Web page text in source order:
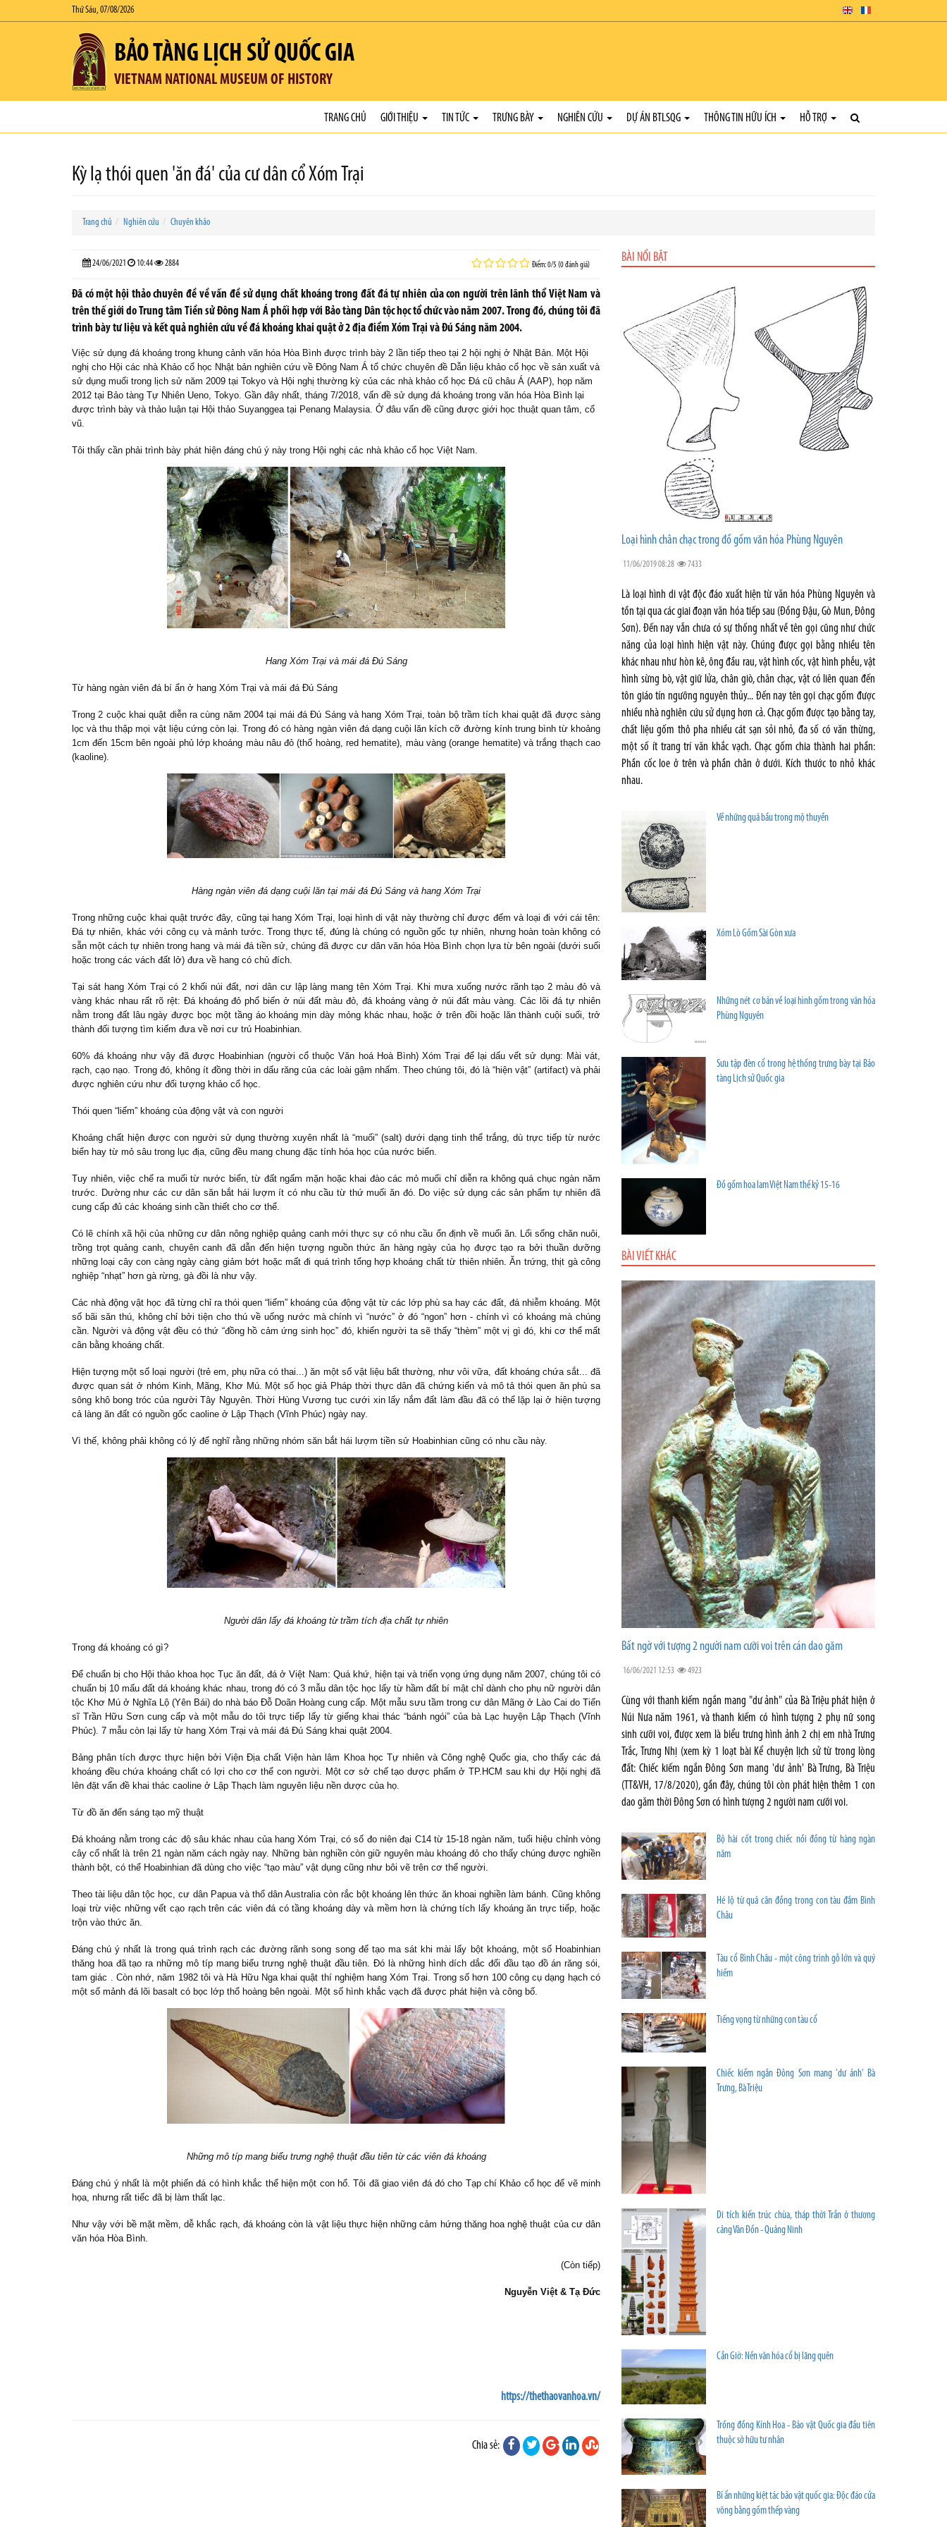
Thứ Sáu, 07/08/2026
BẢO TÀNG LỊCH SỬ QUỐC GIA
VIETNAM NATIONAL MUSEUM OF HISTORY
TRANG CHỦ GIỚI THIỆU TIN TỨC TRƯNG BÀY NGHIÊN CỨU DỰ ÁN BTLSQG THÔNG TIN HỮU ÍCH HỖ TRỢ
Kỳ lạ thói quen 'ăn đá' của cư dân cổ Xóm Trại
Trang chủ Nghiên cứu Chuyên khảo
24/06/2021 10:44 2884 Điểm: 0/5 (0 đánh giá)
Đã có một hội thảo chuyên đề về vấn đề sử dụng chất khoáng trong đất đá tự nhiên của con người trên lãnh thổ Việt Nam và
trên thế giới do Trung tâm Tiền sử Đông Nam Á phối hợp với Bảo tàng Dân tộc học tổ chức vào năm 2007. Trong đó, chúng tôi đã
trình bày tư liệu và kết quả nghiên cứu về đá khoáng khai quật ở 2 địa điểm Xóm Trại và Đú Sáng năm 2004.
Việc sử dụng đá khoáng trong khung cảnh văn hóa Hòa Bình được trình bày 2 lần tiếp theo tại 2 hội nghị ở Nhật Bản. Một Hội
nghị cho Hội các nhà Khảo cổ học Nhật bản nghiên cứu về Đông Nam Á tổ chức chuyên đề Dẫn liệu khảo cổ học về sản xuất và
sử dụng muối trong lịch sử năm 2009 tại Tokyo và Hội nghị thường kỳ của các nhà khảo cổ học Đá cũ châu Á (AAP), họp năm
2012 tại Bảo tàng Tự Nhiên Ueno, Tokyo. Gần đây nhất, tháng 7/2018, vấn đề sử dụng đá khoáng trong văn hóa Hòa Bình lại
được trình bày và thảo luận tại Hội thảo Suyanggea tại Penang Malaysia. Ở đâu vấn đề cũng được giới học thuật quan tâm, cổ
vũ.
Tôi thấy cần phải trình bày phát hiện đáng chú ý này trong Hội nghị các nhà khảo cổ học Việt Nam.
Hang Xóm Trại và mái đá Đú Sáng
Từ hàng ngàn viên đá bí ẩn ở hang Xóm Trại và mái đá Đú Sáng
Trong 2 cuộc khai quật diễn ra cùng năm 2004 tại mái đá Đú Sáng và hang Xóm Trại, toàn bộ trầm tích khai quật đã được sàng
lọc và thu thập mọi vật liệu cứng còn lại. Trong đó có hàng ngàn viên đá dạng cuội lăn kích cỡ đường kính trung bình từ khoảng
1cm đến 15cm bên ngoài phủ lớp khoáng màu nâu đỏ (thổ hoàng, red hematite), màu vàng (orange hematite) và trắng thạch cao
(kaoline).
Hàng ngàn viên đá dạng cuội lăn tại mái đá Đú Sáng và hang Xóm Trại
Trong những cuộc khai quật trước đây, cũng tại hang Xóm Trại, loại hình di vật này thường chỉ được đếm và loại đi với cái tên:
Đá tự nhiên, khác với công cụ và mảnh tước. Trong thực tế, đúng là chúng có nguồn gốc tự nhiên, nhưng hoàn toàn không có
sẵn một cách tự nhiên trong hang và mái đá tiền sử, chúng đã được cư dân văn hóa Hòa Bình chọn lựa từ bên ngoài (dưới suối
hoặc trong các vách đất lở) đưa về hang có chủ đích.
Tại sát hang Xóm Trại có 2 khối núi đất, nơi dân cư lập làng mang tên Xóm Trại. Khi mưa xuống nước rãnh tạo 2 màu đỏ và
vàng khác nhau rất rõ rệt: Đá khoáng đỏ phổ biến ở núi đất màu đỏ, đá khoáng vàng ở núi đất màu vàng. Các lõi đá tự nhiên
nằm trong đất lâu ngày được bọc một tầng áo khoáng mịn dày mỏng khác nhau, hoặc ở trên đồi hoặc lăn thành cuội suối, trở
thành đối tượng tìm kiếm đưa về nơi cư trú Hoabinhian.
60% đá khoáng như vậy đã được Hoabinhian (người cổ thuộc Văn hoá Hoà Bình) Xóm Trại để lại dấu vết sử dụng: Mài vát,
rạch, cạo nạo. Trong đó, không ít đồng thời in dấu răng của các loài gậm nhấm. Theo chúng tôi, đó là “hiện vật” (artifact) và phải
được nghiên cứu như đối tượng khảo cổ học.
Thói quen “liếm” khoáng của động vật và con người
Khoáng chất hiện được con người sử dụng thường xuyên nhất là “muối” (salt) dưới dạng tinh thể trắng, dù trực tiếp từ nước
biển hay từ mỏ sâu trong lục địa, cũng đều mang chung đặc tính hóa học của nước biển.
Tuy nhiên, việc chế ra muối từ nước biển, từ đất ngấm mặn hoặc khai đào các mỏ muối chỉ diễn ra không quá chục ngàn năm
trước. Dường như các cư dân săn bắt hái lượm ít có nhu cầu từ thứ muối ăn đó. Do việc sử dụng các sản phẩm tự nhiên đã
cung cấp đủ các khoáng sinh cần thiết cho cơ thể.
Có lẽ chính xã hội của những cư dân nông nghiệp quảng canh mới thực sự có nhu cầu ổn định về muối ăn. Lối sống chăn nuôi,
trồng trọt quảng canh, chuyên canh đã dẫn đến hiện tượng nguồn thức ăn hàng ngày của họ được tạo ra bởi thuần dưỡng
những loại cây con càng ngày càng giảm bớt hoặc mất đi quá trình tổng hợp khoáng chất từ thiên nhiên. Ăn trứng, thịt gà công
nghiệp “nhạt” hơn gà rừng, gà đồi là như vậy.
Các nhà động vật học đã từng chỉ ra thói quen “liếm” khoáng của động vật từ các lớp phù sa hay các đất, đá nhiễm khoáng. Một
số bãi săn thú, không chỉ bởi tiện cho thú về uống nước mà chính vì “nước” ở đó “ngon” hơn - chính vì có khoáng mà chúng
cần. Người và động vật đều có thứ “đồng hồ cảm ứng sinh học” đó, khiến người ta sẽ thấy “thèm” một vị gì đó, khi cơ thể mất
cân bằng khoáng chất.
Hiện tượng một số loại người (trẻ em, phụ nữa có thai...) ăn một số vật liệu bất thường, như vôi vữa, đất khoáng chứa sắt... đã
được quan sát ở nhóm Kinh, Mãng, Khơ Mú. Một số học giả Pháp thời thực dân đã chứng kiến và mô tả thói quen ăn phù sa
sông khô bong tróc của người Tây Nguyên. Thời Hùng Vương tục cưới xin lấy nắm đất làm đầu đã có thể lặp lại ở hiện tượng
cả làng ăn đất có nguồn gốc caoline ở Lập Thạch (Vĩnh Phúc) ngày nay.
Vì thế, không phải không có lý để nghĩ rằng những nhóm săn bắt hái lượm tiền sử Hoabinhian cũng có nhu cầu này.
Người dân lấy đá khoáng từ trầm tích địa chất tự nhiên
Trong đá khoáng có gì?
Để chuẩn bị cho Hội thảo khoa học Tục ăn đất, đá ở Việt Nam: Quá khứ, hiện tại và triển vọng ứng dụng năm 2007, chúng tôi có
chuẩn bị 10 mấu đất dá khoáng khác nhau, trong đó có 3 mẫu dân tộc học lấy từ hầm đất bí mật chỉ dành cho phụ nữ người dân
tộc Khơ Mú ở Nghĩa Lộ (Yên Bái) do nhà báo Đỗ Doãn Hoàng cung cấp. Một mẫu sưu tầm trong cư dân Mãng ở Lào Cai do Tiến
sĩ Trần Hữu Sơn cung cấp và một mẫu do tôi trực tiếp lấy từ giếng khai thác “bánh ngói” của bà Lạc huyện Lập Thạch (Vĩnh
Phúc). 7 mẫu còn lại lấy từ hang Xóm Trại và mái đá Đú Sáng khai quật 2004.
Bảng phân tích được thực hiện bởi Viện Địa chất Viện hàn lâm Khoa học Tự nhiên và Công nghệ Quốc gia, cho thấy các đá
khoáng đều chứa khoáng chất có lợi cho cơ thể con người. Một cơ sở chế tạo dược phẩm ở TP.HCM sau khi dự Hội nghị đã
lên đặt vấn đề khai thác caoline ở Lập Thạch làm nguyên liệu nền dược của họ.
Từ đồ ăn đến sáng tạo mỹ thuật
Đá khoáng nằm trong các độ sâu khác nhau của hang Xóm Trại, có số đo niên đại C14 từ 15-18 ngàn năm, tuổi hiệu chỉnh vòng
cây cổ nhất là trên 21 ngàn năm cách ngày nay. Những bàn nghiền còn giữ nguyên màu khoáng đỏ cho thấy chúng được nghiền
thành bột, có thể Hoabinhian đã dùng cho việc “tạo màu” vật dụng cũng như bôi vẽ trên cơ thể người.
Theo tài liệu dân tộc học, cư dân Papua và thổ dân Australia còn rắc bột khoáng lên thức ăn khoai nghiền làm bánh. Cũng không
loại trừ việc những vết cạo rạch trên các viên đá có tầng khoáng dày và mềm hơn là chứng tích lấy khoáng ăn trực tiếp, hoặc
trộn vào thức ăn.
Đáng chú ý nhất là trong quá trình rạch các đường rãnh song song để tạo ma sát khi mài lấy bột khoáng, một số Hoabinhian
thăng hoa đã tạo ra những mô típ mang biểu trưng nghệ thuật đầu tiên. Đó là những hình dích dắc đối đầu tạo đồ án răng sói,
tam giác . Còn nhớ, năm 1982 tôi và Hà Hữu Nga khai quật thí nghiệm hang Xóm Trại. Trong số hơn 100 công cụ dạng hạch có
một số mảnh đá lõi basalt có bọc lớp thổ hoàng bên ngoài. Một số hình khắc vạch đã được phát hiện và công bố.
Những mô típ mang biểu trưng nghệ thuật đầu tiên từ các viên đá khoáng
Đáng chú ý nhất là một phiến đá có hình khắc thể hiện một con hổ. Tôi đã giao viên đá đó cho Tạp chí Khảo cổ học để vẽ minh
họa, nhưng rất tiếc đã bị làm thất lạc.
Như vậy với bề mặt mềm, dễ khắc rạch, đá khoáng còn là vật liệu thực hiện những cảm hứng thăng hoa nghệ thuật của cư dân
văn hóa Hòa Bình.
(Còn tiếp)
Nguyễn Việt & Tạ Đức
https://thethaovanhoa.vn/
Chia sẻ:
BÀI NỔI BẬT
Loại hình chân chạc trong đồ gốm văn hóa Phùng Nguyên
11/06/2019 08:28 7433
Là loại hình di vật độc đáo xuất hiện từ văn hóa Phùng Nguyên và
tồn tại qua các giai đoạn văn hóa tiếp sau (Đồng Đậu, Gò Mun, Đông
Sơn). Đến nay vẫn chưa có sự thống nhất về tên gọi cũng như chức
năng của loại hình hiện vật này. Chúng được gọi bằng nhiều tên
khác nhau như hòn kê, ông đầu rau, vật hình cốc, vật hình phễu, vật
hình sừng bò, vật giữ lửa, chân giò, chân chạc, vật có liên quan đến
tôn giáo tín ngưỡng nguyên thủy... Đến nay tên gọi chạc gốm được
nhiều nhà nghiên cứu sử dụng hơn cả. Chạc gốm được tạo bằng tay,
chất liệu gốm thô pha nhiều cát sạn sỏi nhỏ, đa số có văn thừng,
một số ít trang trí văn khắc vạch. Chạc gốm chia thành hai phần:
Phần cốc loe ở trên và phần chân ở dưới. Kích thước to nhỏ khác
nhau.
Về những quả bầu trong mộ thuyền
Xóm Lò Gốm Sài Gòn xưa
Những nét cơ bản về loại hình gốm trong văn hóa
Phùng Nguyên
Sưu tập đèn cổ trong hệ thống trưng bày tại Bảo
tàng Lịch sử Quốc gia
Đồ gốm hoa lam Việt Nam thế kỷ 15-16
BÀI VIẾT KHÁC
Bất ngờ với tượng 2 người nam cưỡi voi trên cán dao găm
16/06/2021 12:53 4923
Cùng với thanh kiếm ngắn mang "dư ảnh" của Bà Triệu phát hiện ở
Núi Nưa năm 1961, và thanh kiếm có hình tượng 2 phụ nữ song
sinh cưỡi voi, được xem là biểu trưng hình ảnh 2 chị em nhà Trưng
Trắc, Trưng Nhị (xem kỳ 1 loạt bài Kể chuyện lịch sử từ trong lòng
đất: Chiếc kiếm ngắn Đông Sơn mang 'dư ảnh' Bà Trưng, Bà Triệu
(TT&VH, 17/8/2020), gần đây, chúng tôi còn phát hiện thêm 1 con
dao găm thời Đông Sơn có hình tượng 2 người nam cưỡi voi.
Bộ hài cốt trong chiếc nồi đồng từ hàng ngàn
năm
Hé lộ từ quả cân đồng trong con tàu đắm Bình
Châu
Tàu cổ Bình Châu - một công trình gỗ lớn và quý
hiếm
Tiếng vọng từ những con tàu cổ
Chiếc kiếm ngắn Đông Sơn mang 'dư ảnh' Bà
Trưng, Bà Triệu
Di tích kiến trúc chùa, tháp thời Trần ở thương
cảng Vân Đồn - Quảng Ninh
Cần Giờ: Nền văn hóa cổ bị lãng quên
Trống đồng Kính Hoa - Bảo vật Quốc gia đầu tiên
thuộc sở hữu tư nhân
Bí ẩn những kiệt tác bảo vật quốc gia: Độc đáo cửa
võng bằng gốm thếp vàng